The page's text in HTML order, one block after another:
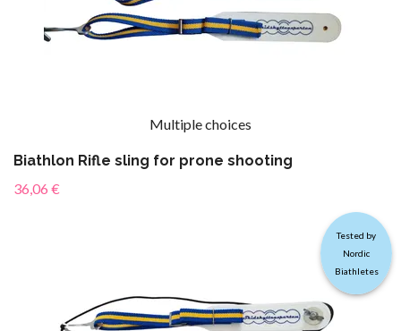
Multiple choices
Biathlon Rifle sling for prone shooting
36,06 €
Tested by
Nordic
Biathletes